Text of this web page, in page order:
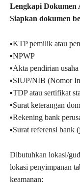
Lengkapi Dokumen
Siapkan dokumen
▪︎KTP pemilik atau
▪︎NPWP
▪︎Akta pendirian usaha
▪︎SIUP/NIB (Nomor
▪︎TDP atau sertifikat
▪︎Surat keterangan
▪︎Rekening bank
▪︎Surat referensi bank
Dibutuhkan lokasi/
lokasi penyimpanan
keamanan: